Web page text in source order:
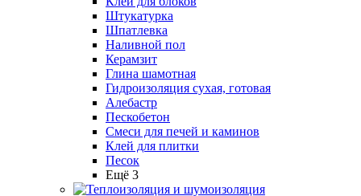
Штукатурка
Шпатлевка
Наливной пол
Керамзит
Глина шамотная
Гидроизоляция сухая, готовая
Алебастр
Пескобетон
Смеси для печей и каминов
Клей для плитки
Песок
Ещё 3